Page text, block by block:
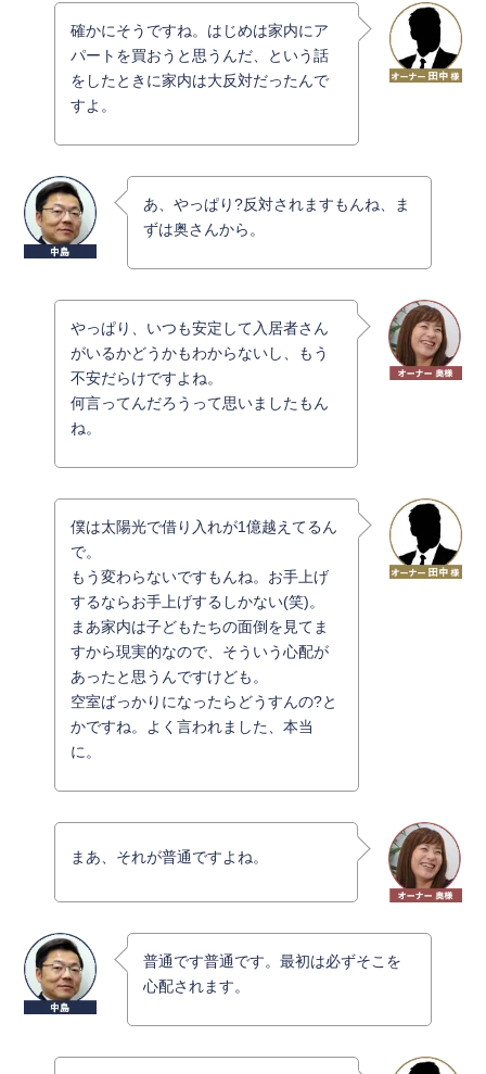
確かにそうですね。はじめは家内にア
パートを買おうと思うんだ、という話
をしたときに家内は大反対だったんで
すよ。
あ、やっぱり?反対されますもんね、ま
ずは奥さんから。
やっぱり、いつも安定して入居者さん
がいるかどうかもわからないし、もう
不安だらけですよね。
何言ってんだろうって思いましたもん
ね。
僕は太陽光で借り入れが1億越えてるん
で。
もう変わらないですもんね。お手上げ
するならお手上げするしかない(笑)。
まあ家内は子どもたちの面倒を見てま
すから現実的なので、そういう心配が
あったと思うんですけども。
空室ばっかりになったらどうすんの?と
かですね。よく言われました、本当
に。
まあ、それが普通ですよね。
普通です普通です。最初は必ずそこを
心配されます。